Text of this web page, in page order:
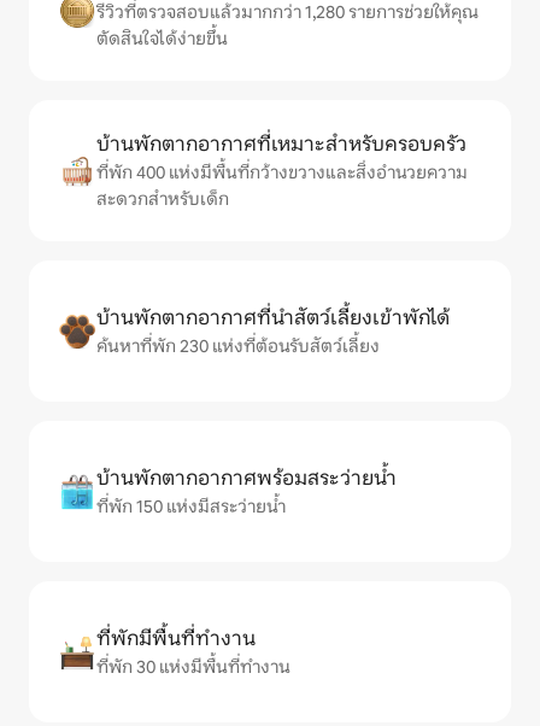
รีวิวที่ตรวจสอบแล้วมากกว่า 1,280 รายการช่วยให้คุณ
ตัดสินใจได้ง่ายขึ้น
บ้านพักตากอากาศที่เหมาะสำหรับครอบครัว
ที่พัก 400 แห่งมีพื้นที่กว้างขวางและสิ่งอำนวยความ
สะดวกสำหรับเด็ก
บ้านพักตากอากาศที่นำสัตว์เลี้ยงเข้าพักได้
ค้นหาที่พัก 230 แห่งที่ต้อนรับสัตว์เลี้ยง
บ้านพักตากอากาศพร้อมสระว่ายน้ำ
ที่พัก 150 แห่งมีสระว่ายน้ำ
ที่พักมีพื้นที่ทำงาน
ที่พัก 30 แห่งมีพื้นที่ทำงาน